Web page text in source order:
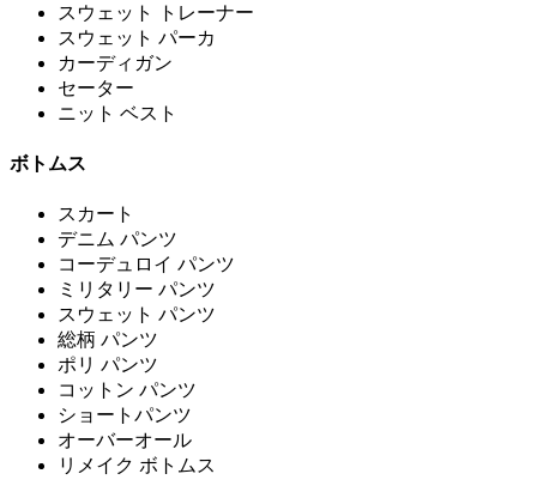
スウェット トレーナー
スウェット パーカ
カーディガン
セーター
ニット ベスト
ボトムス
スカート
デニム パンツ
コーデュロイ パンツ
ミリタリー パンツ
スウェット パンツ
総柄 パンツ
ポリ パンツ
コットン パンツ
ショートパンツ
オーバーオール
リメイク ボトムス